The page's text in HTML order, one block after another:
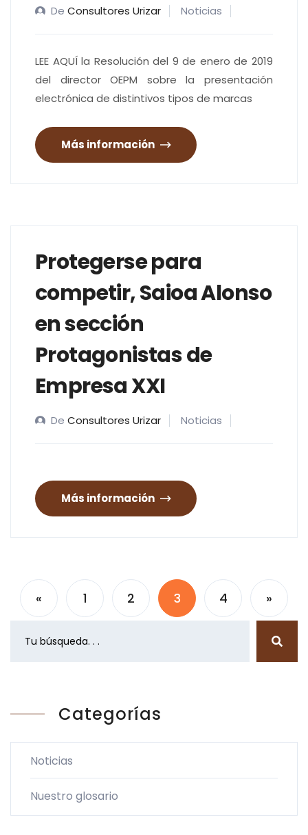
De Consultores Urizar Noticias
LEE AQUÍ la Resolución del 9 de enero de 2019
del director OEPM sobre la presentación
electrónica de distintivos tipos de marcas
Más información
Protegerse para
competir, Saioa Alonso
en sección
Protagonistas de
Empresa XXI
De Consultores Urizar Noticias
Más información
« 1 2 3 4 »
Categorías
Noticias
Nuestro glosario